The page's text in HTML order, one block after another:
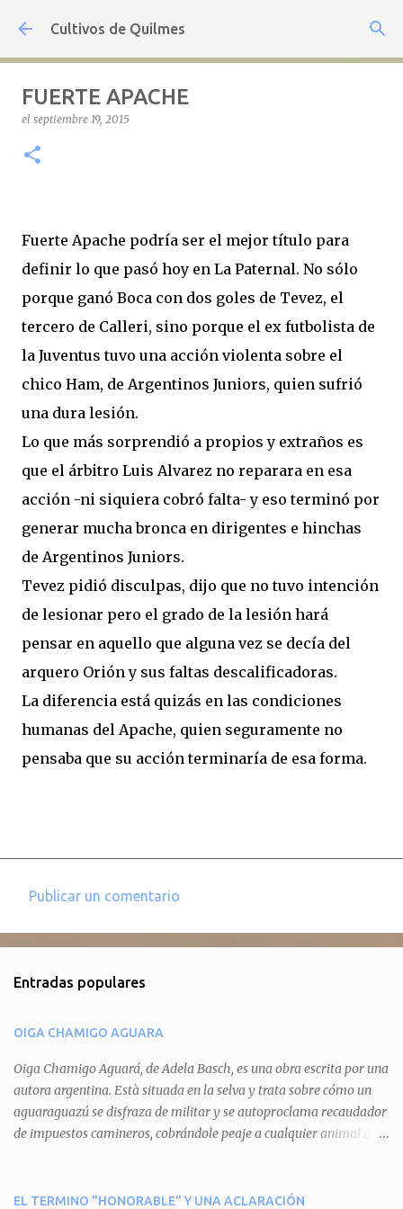
Ir al contenido principal
Cultivos de Quilmes
FUERTE APACHE
el septiembre 19, 2015
Fuerte Apache podría ser el mejor título para
definir lo que pasó hoy en La Paternal. No sólo
porque ganó Boca con dos goles de Tevez, el
tercero de Calleri, sino porque el ex futbolista de
la Juventus tuvo una acción violenta sobre el
chico Ham, de Argentinos Juniors, quien sufrió
una dura lesión.
Lo que más sorprendió a propios y extraños es
que el árbitro Luis Alvarez no reparara en esa
acción -ni siquiera cobró falta- y eso terminó por
generar mucha bronca en dirigentes e hinchas
de Argentinos Juniors.
Tevez pidió disculpas, dijo que no tuvo intención
de lesionar pero el grado de la lesión hará
pensar en aquello que alguna vez se decía del
arquero Orión y sus faltas descalificadoras.
La diferencia está quizás en las condiciones
humanas del Apache, quien seguramente no
pensaba que su acción terminaría de esa forma.
e
t
a
r
i
o
Publicar un comentario
Entradas populares
OIGA CHAMIGO AGUARA
Oiga Chamigo Aguará, de Adela Basch, es una obra escrita por una
autora argentina. Està situada en la selva y trata sobre cómo un
aguaraguazú se disfraza de militar y se autoproclama recaudador
de impuestos camineros, cobrándole peaje a cualquier animal que
aguará le provoca. De igual manera pasa con Tatú, el armadillo.
EL TERMINO "HONORABLE" Y UNA ACLARACIÓN